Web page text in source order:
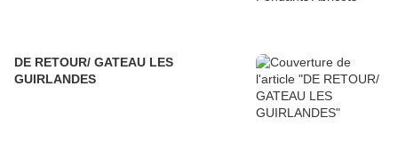
DE RETOUR/ GATEAU LES
GUIRLANDES